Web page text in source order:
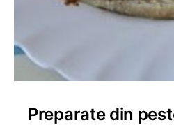
Preparate din